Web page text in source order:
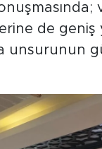
de geniş
unsurunun